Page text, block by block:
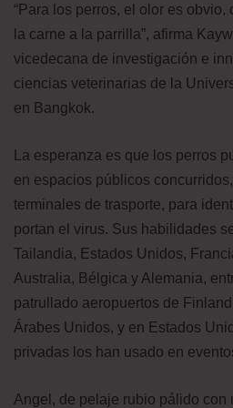
“Para los perros, el olor es obvio,
la carne a la parrilla”, afirma
vicedecana de investigación e
ciencias veterinarias de la
en Bangkok.
La esperanza es que los perros
en espacios públicos
terminales de trasporte, para
portan el virus. Sus habilidades
Tailandia, Estados Unidos,
Australia, Bélgica y Alemania,
patrullado aeropuertos de
Árabes Unidos, y en Estados
privadas los han usado en
Angel, de pelaje rubio pálido con